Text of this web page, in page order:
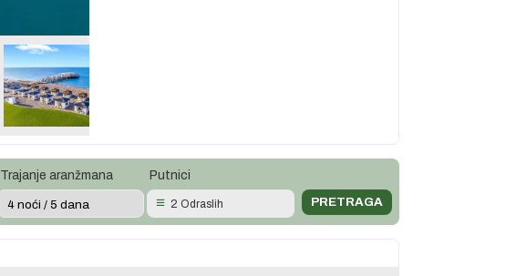
Trajanje aranžmana Putnici
2 Odraslih